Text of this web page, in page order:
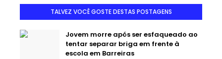
TALVEZ VOCÊ GOSTE DESTAS POSTAGENS
Jovem morre após ser esfaqueado ao
tentar separar briga em frente à
escola em Barreiras